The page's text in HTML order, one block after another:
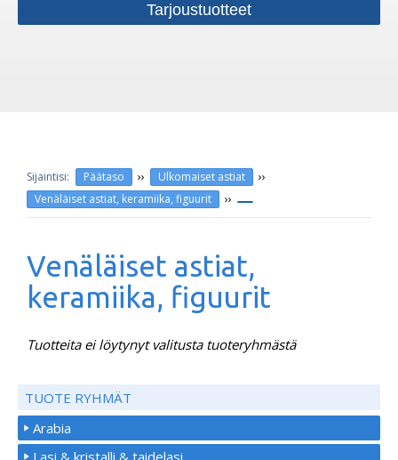
Tarjoustuotteet
Päätaso ›› Ulkomaiset astiat ››
Venäläiset astiat, keramiika, figuurit ››
Venäläiset astiat,
keramiika, figuurit
Tuotteita ei löytynyt valitusta tuoteryhmästä
TUOTE RYHMÄT
Arabia
Lasi & kristalli & taidelasi